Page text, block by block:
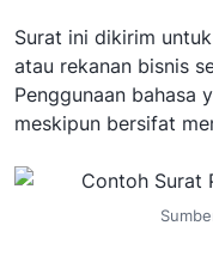
Surat ini dikirim
atau rekanan bisnis
Penggunaan bahasa
meskipun bersifat